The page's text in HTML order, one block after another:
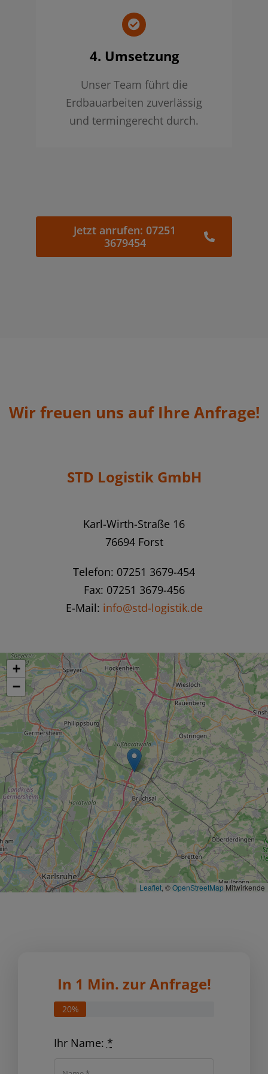
4. Umsetzung
Unser Team führt die
Erdbauarbeiten zuverlässig
und termingerecht durch.
Jetzt anrufen: 07251
3679454
Wir freuen uns auf Ihre Anfrage!
STD Logistik GmbH
Karl-Wirth-Straße 16
76694 Forst
Telefon: 07251 3679-454
Fax: 07251 3679-456
E-Mail: info@std-logistik.de
+
−
Leaflet , ©OpenStreetMap Mitwirkende
In 1 Min. zur Anfrage!
20%
Ihr Name: *